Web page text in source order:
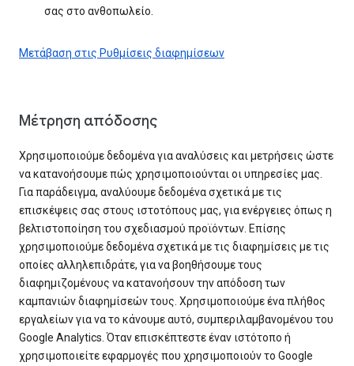
σας στο ανθοπωλείο.
Μετάβαση στις Ρυθμίσεις διαφημίσεων
Μέτρηση απόδοσης
Χρησιμοποιούμε δεδομένα για αναλύσεις και μετρήσεις ώστε
να κατανοήσουμε πώς χρησιμοποιούνται οι υπηρεσίες μας.
Για παράδειγμα, αναλύουμε δεδομένα σχετικά με τις
επισκέψεις σας στους ιστοτόπους μας, για ενέργειες όπως η
βελτιστοποίηση του σχεδιασμού προϊόντων. Επίσης
χρησιμοποιούμε δεδομένα σχετικά με τις διαφημίσεις με τις
οποίες αλληλεπιδράτε, για να βοηθήσουμε τους
διαφημιζομένους να κατανοήσουν την απόδοση των
καμπανιών διαφημίσεών τους. Χρησιμοποιούμε ένα πλήθος
εργαλείων για να το κάνουμε αυτό, συμπεριλαμβανομένου του
Google Analytics. Όταν επισκέπτεστε έναν ιστότοπο ή
χρησιμοποιείτε εφαρμογές που χρησιμοποιούν το Google